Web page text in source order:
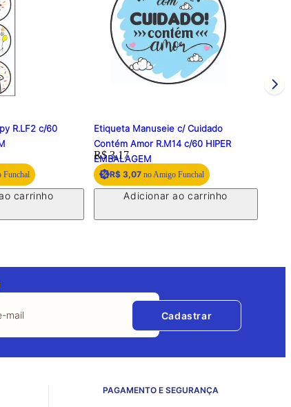
R.LF2 c/60
Funchal
carrinho
Etiqueta Manuseie c/ Cuidado
Contém Amor R.M14 c/60 HIPER
EMBALAGEM
Price:
R$ 3,17
R$ 3,07no Amigo Funchal
Adicionar ao carrinho
Cadastrar
PAGAMENTO E SEGURANÇA